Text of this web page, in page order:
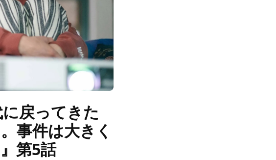
戻ってきた
事件は大きく
第5話